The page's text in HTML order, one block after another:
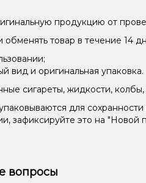
продукцию от
товар в течение 14
вид и оригинальная упаковка.
сигареты, жидкости,
для
зафиксируйте это на "Новой
вопросы